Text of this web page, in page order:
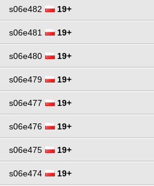
s06e482 19+
s06e481 19+
s06e480 19+
s06e479 19+
s06e477 19+
s06e476 19+
s06e475 19+
s06e474 19+